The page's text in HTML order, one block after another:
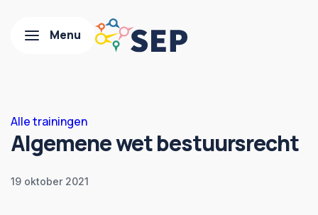
Alle trainingen
Algemene wet bestuursrecht
19 oktober 2021